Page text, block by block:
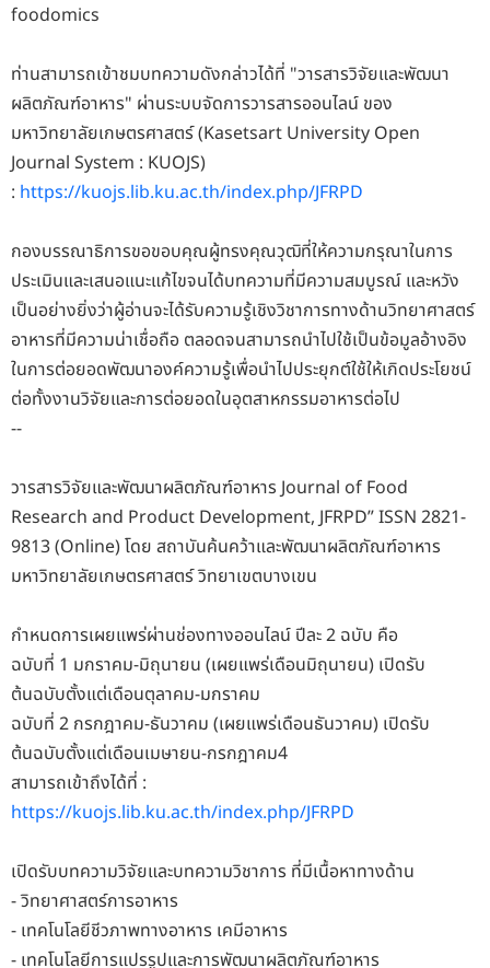
foodomics
ท่านสามารถเข้าชมบทความดังกล่าวได้ที่ "วารสารวิจัยและพัฒนา
ผลิตภัณฑ์อาหาร" ผ่านระบบจัดการวารสารออนไลน์ ของ
มหาวิทยาลัยเกษตรศาสตร์ (Kasetsart University Open
Journal System : KUOJS)
: https://kuojs.lib.ku.ac.th/index.php/JFRPD
กองบรรณาธิการขอขอบคุณผู้ทรงคุณวุฒิที่ให้ความกรุณาในการ
ประเมินและเสนอแนะแก้ไขจนได้บทความที่มีความสมบูรณ์ และหวัง
เป็นอย่างยิ่งว่าผู้อ่านจะได้รับความรู้เชิงวิชาการทางด้านวิทยาศาสตร์
อาหารที่มีความน่าเชื่อถือ ตลอดจนสามารถนำไปใช้เป็นข้อมูลอ้างอิง
ในการต่อยอดพัฒนาองค์ความรู้เพื่อนำไปประยุกต์ใช้ให้เกิดประโยชน์
ต่อทั้งงานวิจัยและการต่อยอดในอุตสาหกรรมอาหารต่อไป
--
วารสารวิจัยและพัฒนาผลิตภัณฑ์อาหาร Journal of Food
Research and Product Development, JFRPD” ISSN 2821-
9813 (Online) โดย สถาบันค้นคว้าและพัฒนาผลิตภัณฑ์อาหาร
มหาวิทยาลัยเกษตรศาสตร์ วิทยาเขตบางเขน
กำหนดการเผยแพร่ผ่านช่องทางออนไลน์ ปีละ 2 ฉบับ คือ
ฉบับที่ 1 มกราคม-มิถุนายน (เผยแพร่เดือนมิถุนายน) เปิดรับ
ต้นฉบับตั้งแต่เดือนตุลาคม-มกราคม
ฉบับที่ 2 กรกฎาคม-ธันวาคม (เผยแพร่เดือนธันวาคม) เปิดรับ
ต้นฉบับตั้งแต่เดือนเมษายน-กรกฎาคม4
สามารถเข้าถึงได้ที่ :
https://kuojs.lib.ku.ac.th/index.php/JFRPD
เปิดรับบทความวิจัยและบทความวิชาการ ที่มีเนื้อหาทางด้าน
- วิทยาศาสตร์การอาหาร
- เทคโนโลยีชีวภาพทางอาหาร เคมีอาหาร
- เทคโนโลยีการแปรรูปและการพัฒนาผลิตภัณฑ์อาหาร